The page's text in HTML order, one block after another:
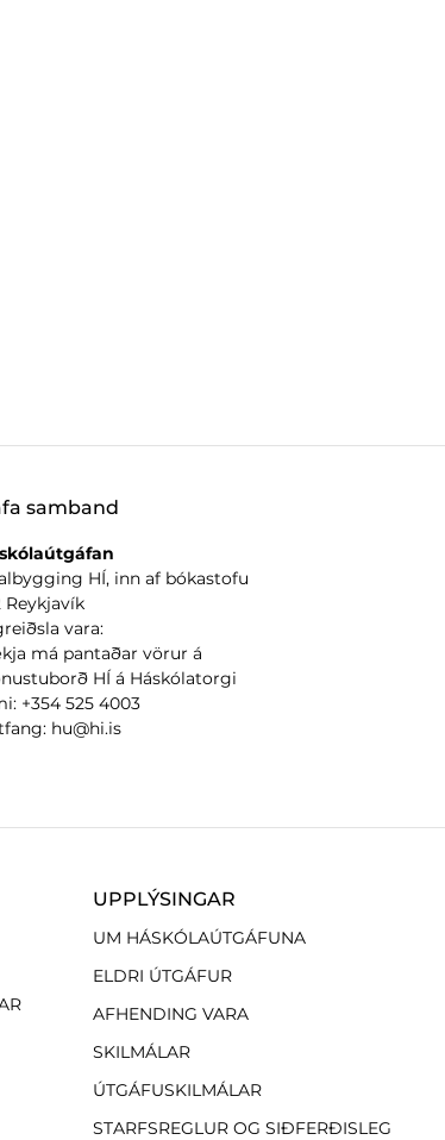
samband
HÍ, inn af bókastofu
Reykjavík
vara:
má pantaðar vörur á
HÍ á Háskólatorgi
+354 525 4003
hu@hi.is
UPPLÝSINGAR
UM HÁSKÓLAÚTGÁFUNA
ELDRI ÚTGÁFUR
AFHENDING VARA
SKILMÁLAR
ÚTGÁFUSKILMÁLAR
STARFSREGLUR OG SIÐFERÐISLEG